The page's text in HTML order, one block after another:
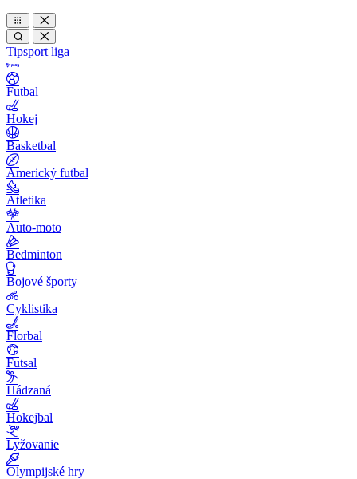
Tipsport liga
Futbal
Hokej
Basketbal
Americký futbal
Atletika
Auto-moto
Bedminton
Bojové športy
Cyklistika
Florbal
Futsal
Hádzaná
Hokejbal
Lyžovanie
Olympijské hry